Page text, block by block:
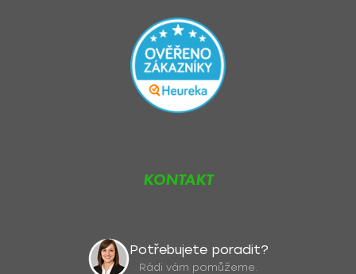
KONTAKT
Potřebujete poradit?
Rádi vám pomůžeme.